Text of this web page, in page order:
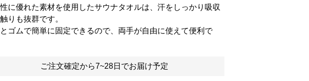
に優れた素材を使用したサウナタオルは、汗をしっかり吸収
りも抜群です。
ゴムで簡単に固定できるので、両手が自由に使えて便利で
ご注文確定から7~28日でお届け予定